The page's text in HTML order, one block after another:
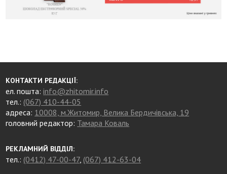
КОНТАКТИ РЕДАКЦІЇ:
ел. пошта:info@zhitomir.info
тел.: (067) 410-44-05
адреса: 10008, м.Житомир, Велика Бердичівська, 19
головний редактор: Тамара Коваль
РЕКЛАМНИЙ ВІДДІЛ:
тел.: (0412) 47-00-47, (067) 412-63-04